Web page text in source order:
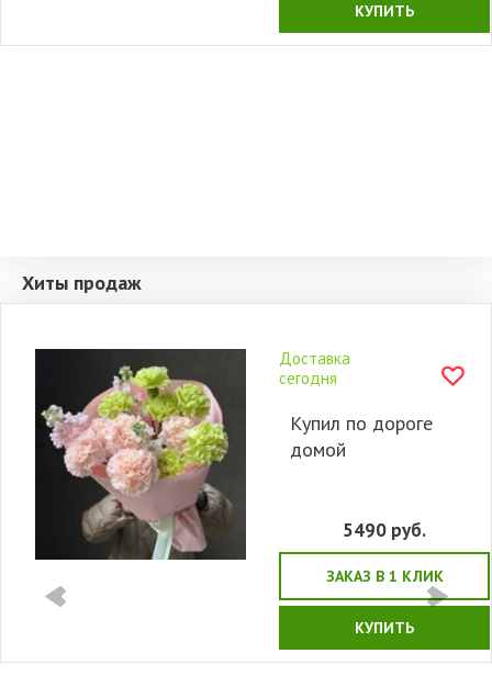
КУПИТЬ
Хиты продаж
Доставка
сегодня
Купил по дороге
домой
5490 руб.
ЗАКАЗ В 1 КЛИК
КУПИТЬ